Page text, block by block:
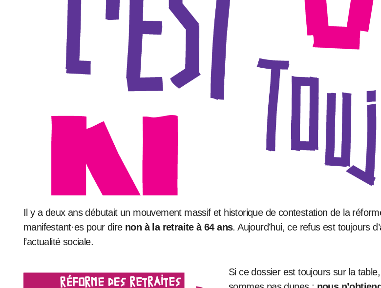
Il y a deux ans débutait un mouvement massif et historique de contestation de la réforme des retraites : des mois de grèves et des millions de
manifestant·es pour dire non à la retraite à 64 ans. Aujourd’hui, ce refus est toujours
l’actualité sociale.
Si ce dossier est toujours sur la